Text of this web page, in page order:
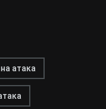
атака